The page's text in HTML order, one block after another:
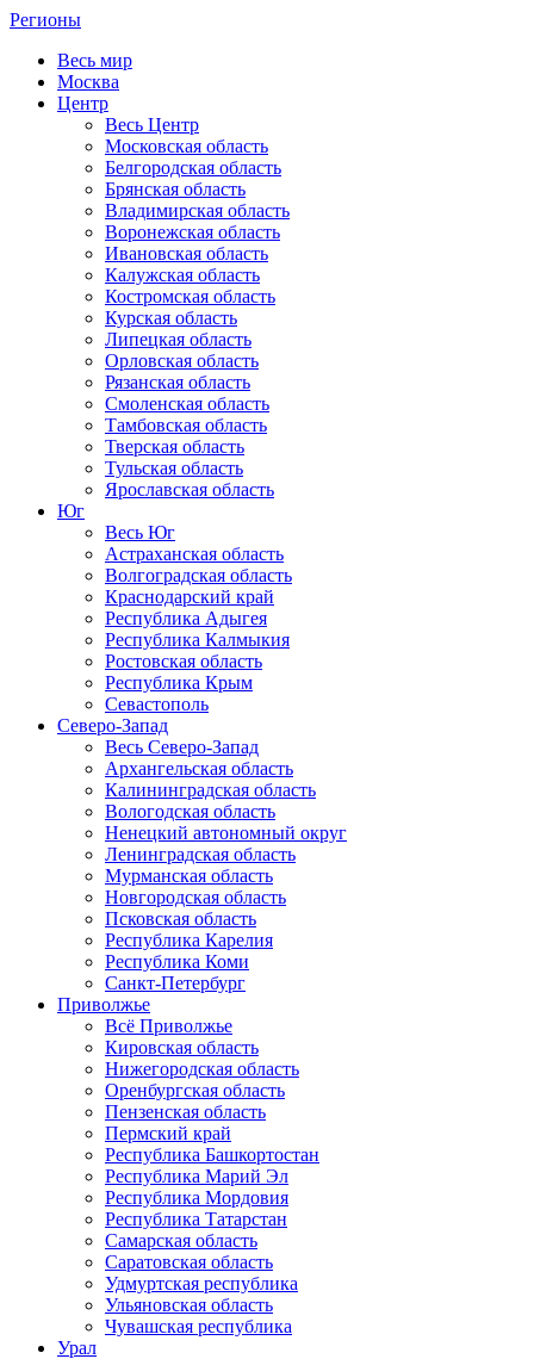
Регионы
Весь мир
Москва
Центр
Весь Центр
Московская область
Белгородская область
Брянская область
Владимирская область
Воронежская область
Ивановская область
Калужская область
Костромская область
Курская область
Липецкая область
Орловская область
Рязанская область
Смоленская область
Тамбовская область
Тверская область
Тульская область
Ярославская область
Юг
Весь Юг
Астраханская область
Волгоградская область
Краснодарский край
Республика Адыгея
Республика Калмыкия
Ростовская область
Республика Крым
Севастополь
Северо-Запад
Весь Северо-Запад
Архангельская область
Калининградская область
Вологодская область
Ненецкий автономный округ
Ленинградская область
Мурманская область
Новгородская область
Псковская область
Республика Карелия
Республика Коми
Санкт-Петербург
Приволжье
Всё Приволжье
Кировская область
Нижегородская область
Оренбургская область
Пензенская область
Пермский край
Республика Башкортостан
Республика Марий Эл
Республика Мордовия
Республика Татарстан
Самарская область
Саратовская область
Удмуртская республика
Ульяновская область
Чувашская республика
Урал